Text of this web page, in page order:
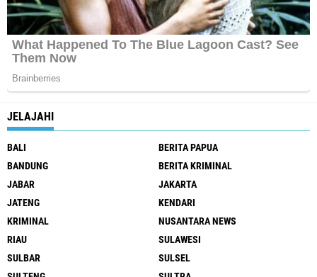
JELAJAHI
BALI
BERITA PAPUA
BANDUNG
BERITA KRIMINAL
JABAR
JAKARTA
JATENG
KENDARI
KRIMINAL
NUSANTARA NEWS
RIAU
SULAWESI
SULBAR
SULSEL